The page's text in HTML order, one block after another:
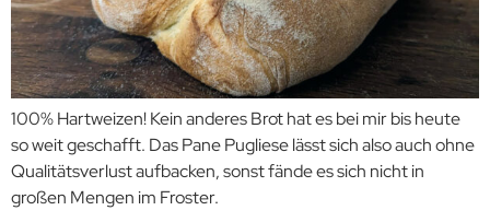
100% Hartweizen! Kein anderes Brot hat es bei mir bis heute
so weit geschafft. Das Pane Pugliese lässt sich also auch ohne
Qualitätsverlust aufbacken, sonst fände es sich nicht in
großen Mengen im Froster.